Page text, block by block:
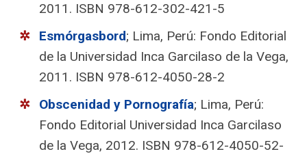
2011. ISBN 978-612-302-421-5
Esmórgasbord; Lima, Perú: Fondo Editorial
de la Universidad Inca Garcilaso de la Vega,
2011. ISBN 978-612-4050-28-2
Obscenidad y Pornografía; Lima, Perú:
Fondo Editorial Universidad Inca Garcilaso
de la Vega, 2012. ISBN 978-612-4050-52-